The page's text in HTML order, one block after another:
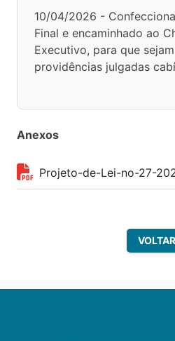
10/04/2026 -
Final e encaminhado ao
Executivo, para que
providências julgadas
Anexos
Projeto-de-Lei-no-27-
VOLTAR